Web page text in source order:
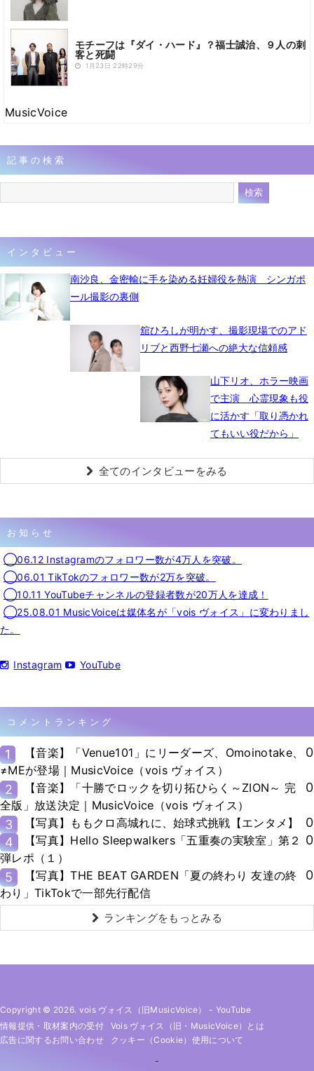
モチーフは『ダイ・ハード』？福士誠治、９人の刺
客と死闘
1月23日 22時29分
MusicVoice
記事の検索
インタビュー
南沙良、金密輸に手を染める妊婦役を熱演 シンガポ
ール撮影の裏側
舘ひろしが明かす、撮影現場でのアド
リブと西野七瀬への絶大な信頼感
山下リオ、ホラー映画
で主演 心霊現象も役
に活かす「取り憑かれ
てもいい役だから」
全てのインタビューをみる
お知らせ
◯06.12 Instagramのフォロワー数が4万人を突破。
◯06.01 TikTokのフォロワー数が2万を突破。
◯10.11 YouTubeチャンネルの登録者数が20万人を達成！
◯25.08.01 MusicVoiceは媒体名が「vois ヴォイス」に変わりまし
た。
Instagram YouTube
コメントランキング
1
【音楽】「Venue101」にリーダーズ、Omoinotake、
≠MEが登場｜MusicVoice（vois ヴォイス）
0
2
【音楽】「十勝でロックを切り拓ひらく～ZION～ 完
全版」放送決定｜MusicVoice（vois ヴォイス）
0
3 【写真】ももクロ高城れに、始球式挑戦【エンタメ】
0
4
【写真】Hello Sleepwalkers「五重奏の実験室」第２
弾レポ（１）
0
5
【写真】THE BEAT GARDEN「夏の終わり 友達の終
わり」TikTokで一部先行配信
0
ランキングをもっとみる
Copyright © 2026. vois ヴォイス（旧MusicVoice） - YouTube
情報提供・取材案内の受付
Vois ヴォイス（旧・MusicVoice）とは
広告に関するお問い合わせ
クッキー（cookie）使用について
-